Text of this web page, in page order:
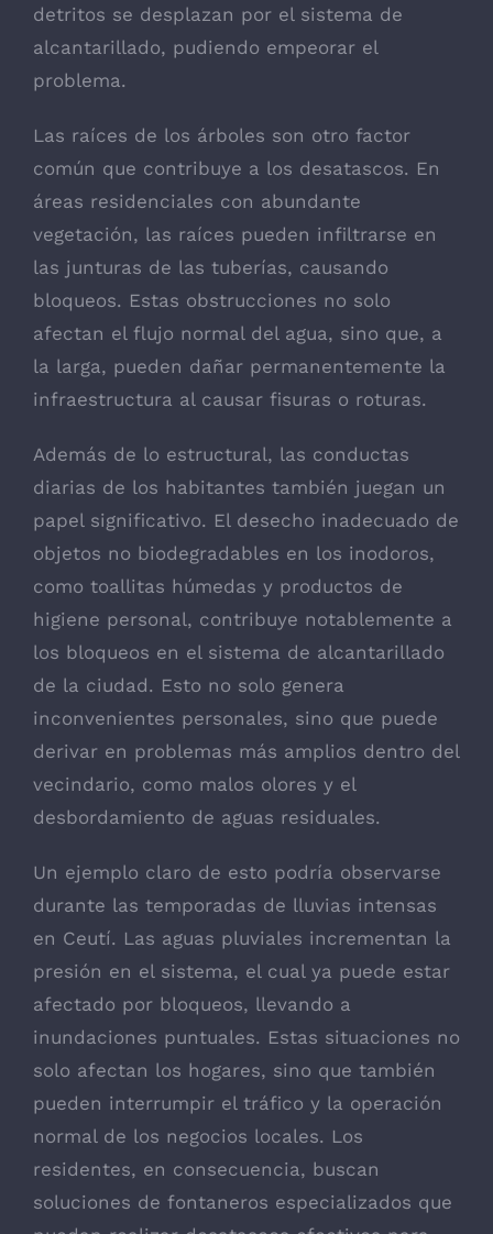
detritos se desplazan por el sistema de
alcantarillado, pudiendo empeorar el
problema.
Las raíces de los árboles son otro factor
común que contribuye a los desatascos. En
áreas residenciales con abundante
vegetación, las raíces pueden infiltrarse en
las junturas de las tuberías, causando
bloqueos. Estas obstrucciones no solo
afectan el flujo normal del agua, sino que, a
la larga, pueden dañar permanentemente la
infraestructura al causar fisuras o roturas.
Además de lo estructural, las conductas
diarias de los habitantes también juegan un
papel significativo. El desecho inadecuado de
objetos no biodegradables en los inodoros,
como toallitas húmedas y productos de
higiene personal, contribuye notablemente a
los bloqueos en el sistema de alcantarillado
de la ciudad. Esto no solo genera
inconvenientes personales, sino que puede
derivar en problemas más amplios dentro del
vecindario, como malos olores y el
desbordamiento de aguas residuales.
Un ejemplo claro de esto podría observarse
durante las temporadas de lluvias intensas
en Ceutí. Las aguas pluviales incrementan la
presión en el sistema, el cual ya puede estar
afectado por bloqueos, llevando a
inundaciones puntuales. Estas situaciones no
solo afectan los hogares, sino que también
pueden interrumpir el tráfico y la operación
normal de los negocios locales. Los
residentes, en consecuencia, buscan
soluciones de fontaneros especializados que